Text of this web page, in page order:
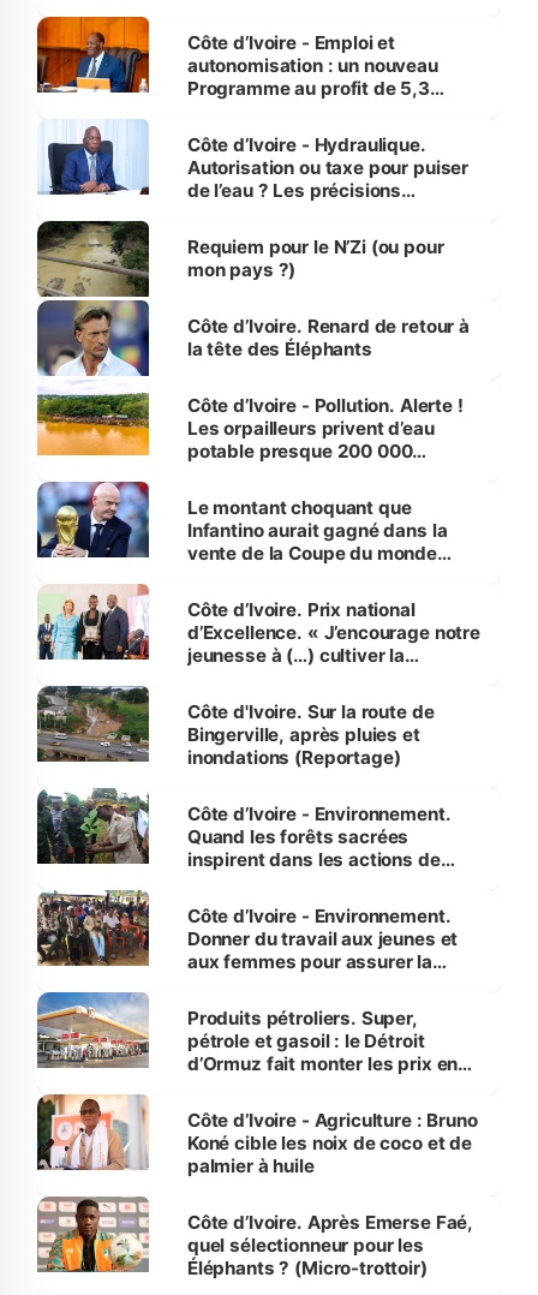
et Yamoussoukro
Côte d’Ivoire - Emploi et
autonomisation : un nouveau
Programme au profit de 5,3
Côte d’Ivoire - Hydraulique.
Autorisation ou taxe pour puiser
de l’eau ? Les précisions
Requiem pour le N’Zi (ou pour
mon pays ?)
Côte d’Ivoire. Renard de retour à
la tête des Éléphants
Côte d’Ivoire - Pollution. Alerte !
Les orpailleurs privent d’eau
potable presque 200 000
Le montant choquant que
Infantino aurait gagné dans la
vente de la Coupe du monde
Côte d’Ivoire. Prix national
d’Excellence. « J’encourage notre
jeunesse à (…) cultiver la
(Alassane Ouattara
Côte d'Ivoire. Sur la route de
Bingerville, après pluies et
inondations (Reportage)
Côte d’Ivoire - Environnement.
Quand les forêts sacrées
inspirent dans les actions de
Côte d’Ivoire - Environnement.
Donner du travail aux jeunes et
aux femmes pour assurer la
menacées
Produits pétroliers. Super,
pétrole et gasoil : le Détroit
d’Ormuz fait monter les prix en
Côte d’Ivoire - Agriculture : Bruno
Koné cible les noix de coco et de
palmier à huile
Côte d’Ivoire. Après Emerse Faé,
quel sélectionneur pour les
Éléphants ? (Micro-trottoir)